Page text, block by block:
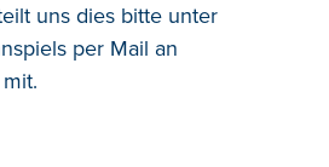
uns dies bitte unter
per Mail an
mit.